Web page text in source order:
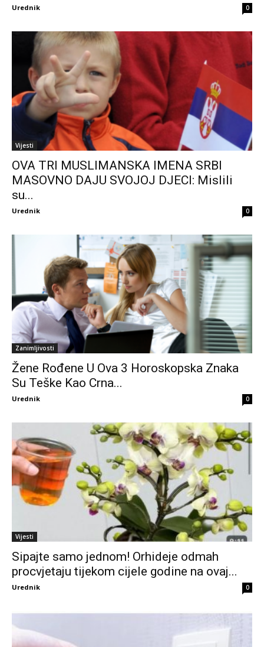
Urednik 0
Vijesti
OVA TRI MUSLIMANSKA IMENA SRBI
MASOVNO DAJU SVOJOJ DJECI: Mislili
su...
Urednik 0
Zanimljivosti
Žene Rođene U Ova 3 Horoskopska Znaka
Su Teške Kao Crna...
Urednik 0
Vijesti
Sipajte samo jednom! Orhideje odmah
procvjetaju tijekom cijele godine na ovaj...
Urednik 0